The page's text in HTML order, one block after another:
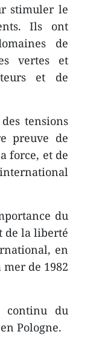
stimuler le
Ils ont
de
vertes et
et de
tensions
preuve de
force, et de
du
de la liberté
en
de 1982
continu du
Pologne.